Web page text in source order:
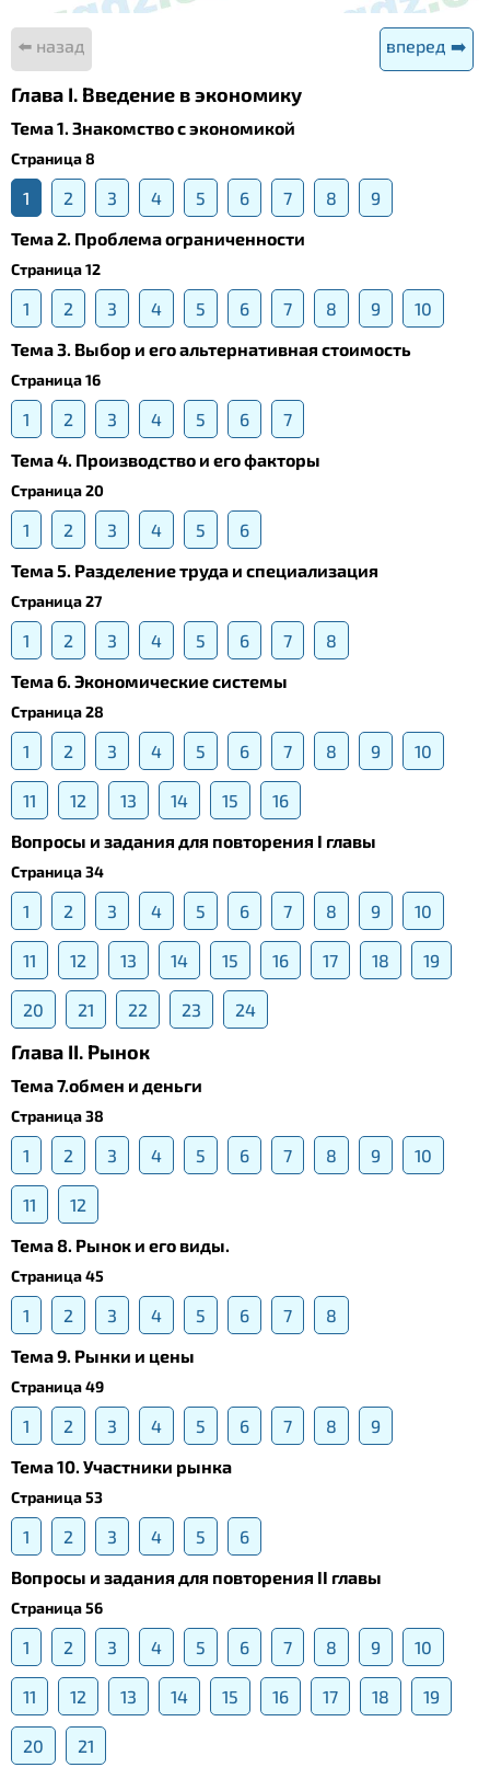
⬅️ назад вперед ➡️
Глава I. Введение в экономику
Тема 1. Знакомство с экономикой
Страница 8
1 2 3 4 5 6 7 8
9
Тема 2. Проблема ограниченности
Страница 12
1 2 3 4 5 6 7 8 9
10
Тема 3. Выбор и его альтернативная стоимость
Страница 16
1 2 3 4 5 6
7
Тема 4. Производство и его факторы
Страница 20
1 2 3 4 5
6
Тема 5. Разделение труда и специализация
Страница 27
1 2 3 4 5 6 7
8
Тема 6. Экономические системы
Страница 28
1 2 3 4 5 6 7 8 9 10
11 12 13 14 15
16
Вопросы и задания для повторения I главы
Страница 34
1 2 3 4 5 6 7 8 9 10
11 12 13 14 15 16 17 18 19
20 21 22 23 24
Глава II. Рынок
Тема 7.обмен и деньги
Страница 38
1 2 3 4 5 6 7 8 9 10
11
12
Тема 8. Рынок и его виды.
Страница 45
1 2 3 4 5 6 7
8
Тема 9. Рынки и цены
Страница 49
1 2 3 4 5 6 7 8
9
Тема 10. Участники рынка
Страница 53
1 2 3 4 5
6
Вопросы и задания для повторения II главы
Страница 56
1 2 3 4 5 6 7 8 9 10
11 12 13 14 15 16 17 18 19
20 21